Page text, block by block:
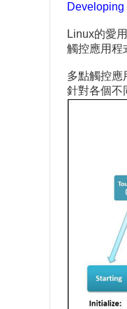
Linux的愛
觸控應用程
多點觸控應
針對各個不